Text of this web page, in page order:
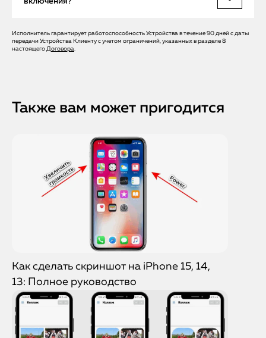
вмешательства в плату, устройство доставляется в сервис,
Да, на все работы и детали предоставляется гарантия до
12 месяцев. Мы используем только оригинальные
Исполнитель гарантирует работоспособность Устройства в течение 90 дней с даты
передачи Устройства Клиенту с учетом ограничений, указанных в разделе 8
настоящего Договора.
Также вам может пригодится
Как сделать скриншот на iPhone 15, 14,
13: Полное руководство